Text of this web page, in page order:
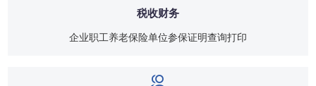
税收财务
企业职工养老保险单位参保证明查询打印